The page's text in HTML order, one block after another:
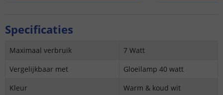
Specificaties
Maximaal verbruik
7 Watt
Vergelijkbaar met
Gloeilamp 40 watt
Kleur
Warm & koud wit